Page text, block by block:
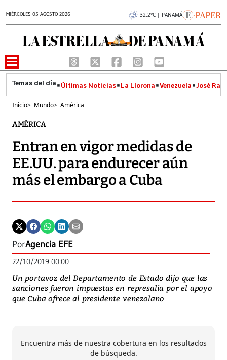
MIÉRCOLES 05 AGOSTO 2026 32.2°C | PANAMÁ
Últimas Noticias La Llorona Venezuela José
Inicio> Mundo> América
AMÉRICA
Entran en vigor medidas de
EE.UU. para endurecer aún
más el embargo a Cuba
PorAgencia EFE
22/10/2019 00:00
Un portavoz del Departamento de Estado dijo que las
sanciones fueron impuestas en represalia por el apoyo
que Cuba ofrece al presidente venezolano
Encuentra más de nuestra cobertura en los resultados
de búsqueda.